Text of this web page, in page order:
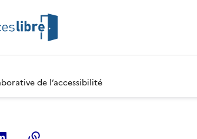
de l’accessibilité